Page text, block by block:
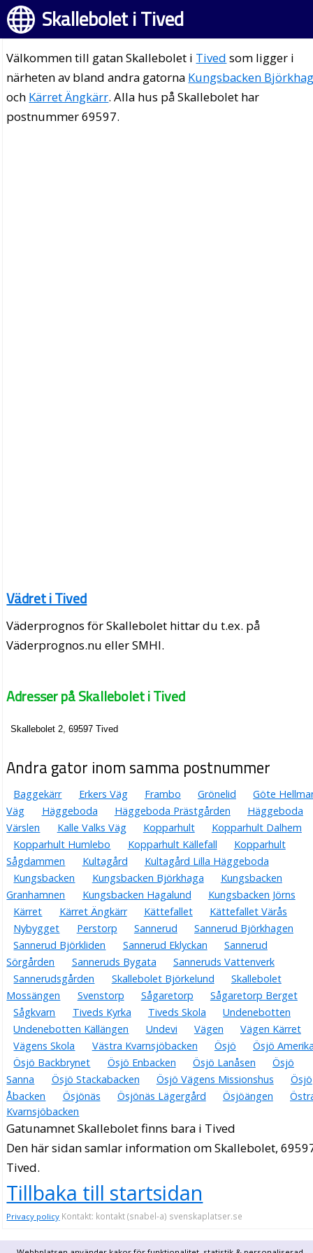
Skallebolet i Tived
Välkommen till gatan Skallebolet i Tived som ligger i
närheten av bland andra gatorna Kungsbacken
och Kärret Ängkärr. Alla hus på Skallebolet har
postnummer 69597.
Vädret i Tived
Väderprognos för Skallebolet hittar du t.ex. på
Väderprognos.nu eller SMHI.
Adresser på Skallebolet i Tived
Skallebolet 2, 69597 Tived
Andra gator inom samma postnummer
Baggekärr Erkers Väg Frambo Grönelid
Göte
Väg
Häggeboda Häggeboda Prästgården
Häggeboda
Värslen
Kalle Valks Väg Kopparhult
Kopparhult Dalhem
Kopparhult Humlebo
Kopparhult Källefall
Kopparhult
Sågdammen
Kultagård
Kultagård Lilla Häggeboda
Kungsbacken
Kungsbacken Björkhaga
Kungsbacken
Granhamnen
Kungsbacken Hagalund
Kungsbacken Jörns
Kärret
Kärret Ängkärr Kättefallet
Kättefallet Värås
Nybygget
Perstorp Sannerud
Sannerud Björkhagen
Sannerud Björkliden
Sannerud Eklyckan
Sannerud
Sörgården
Sanneruds Bygata
Sanneruds Vattenverk
Sannerudsgården
Skallebolet Björkelund
Skallebolet
Mossängen
Svenstorp Sågaretorp
Sågaretorp Berget
Sågkvarn
Tiveds Kyrka Tiveds Skola
Undenebotten
Undenebotten Källängen
Undevi Vägen
Vägen Kärret
Vägens Skola
Västra Kvarnsjöbacken Ösjö
Ösjö
Ösjö Backbrynet
Ösjö Enbacken Ösjö Lanåsen
Ösjö
Sanna
Ösjö Stackabacken Ösjö Vägens Missionshus
Ösjö
Åbacken
Ösjönäs Ösjönäs Lägergård Ösjöängen
Kvarnsjöbacken
Gatunamnet Skallebolet finns bara i Tived
Den här sidan samlar information om Skallebolet,
Tived.
Tillbaka till startsidan
Privacy policy Kontakt: kontakt (snabel-a) svenskaplatser.se